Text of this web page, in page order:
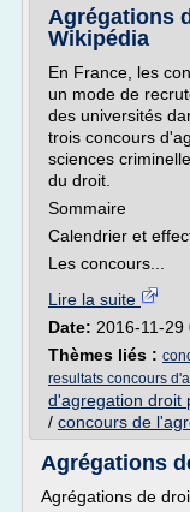
Agrégations
Wikipédia
En France, les
un mode de
des universités
trois concours
sciences
du droit.
Sommaire
Calendrier et
Les concours...
Lire la suite
Date: 2016-11-29
Thèmes liés :
resultats concours
d'agregation droit
/ concours de
Agrégations
Agrégations de